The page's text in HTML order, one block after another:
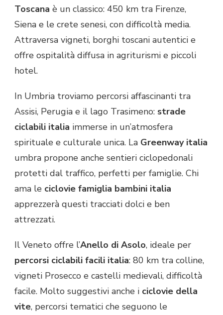
Toscana è un classico: 450 km tra Firenze,
Siena e le crete senesi, con difficoltà media.
Attraversa vigneti, borghi toscani autentici e
offre ospitalità diffusa in agriturismi e piccoli
hotel.
In Umbria troviamo percorsi affascinanti tra
Assisi, Perugia e il lago Trasimeno: strade
ciclabili italia immerse in un’atmosfera
spirituale e culturale unica. La Greenway italia
umbra propone anche sentieri ciclopedonali
protetti dal traffico, perfetti per famiglie. Chi
ama le ciclovie famiglia bambini italia
apprezzerà questi tracciati dolci e ben
attrezzati.
Il Veneto offre l’Anello di Asolo, ideale per
percorsi ciclabili facili italia: 80 km tra colline,
vigneti Prosecco e castelli medievali, difficoltà
facile. Molto suggestivi anche i ciclovie della
vite, percorsi tematici che seguono le